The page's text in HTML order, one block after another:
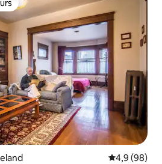
Évaluation
4,9 (98)